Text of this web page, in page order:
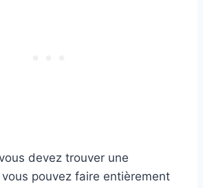
devez trouver une
pouvez faire entièrement